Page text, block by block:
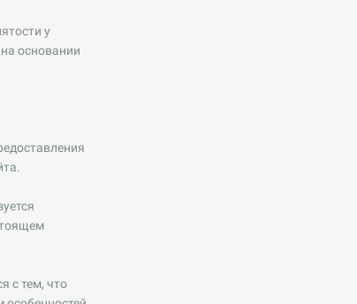
у
основании
с тем, что